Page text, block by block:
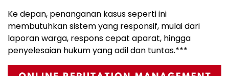
Ke depan, penanganan kasus seperti ini
membutuhkan sistem yang responsif, mulai dari
laporan warga, respons cepat aparat, hingga
penyelesaian hukum yang adil dan tuntas.***